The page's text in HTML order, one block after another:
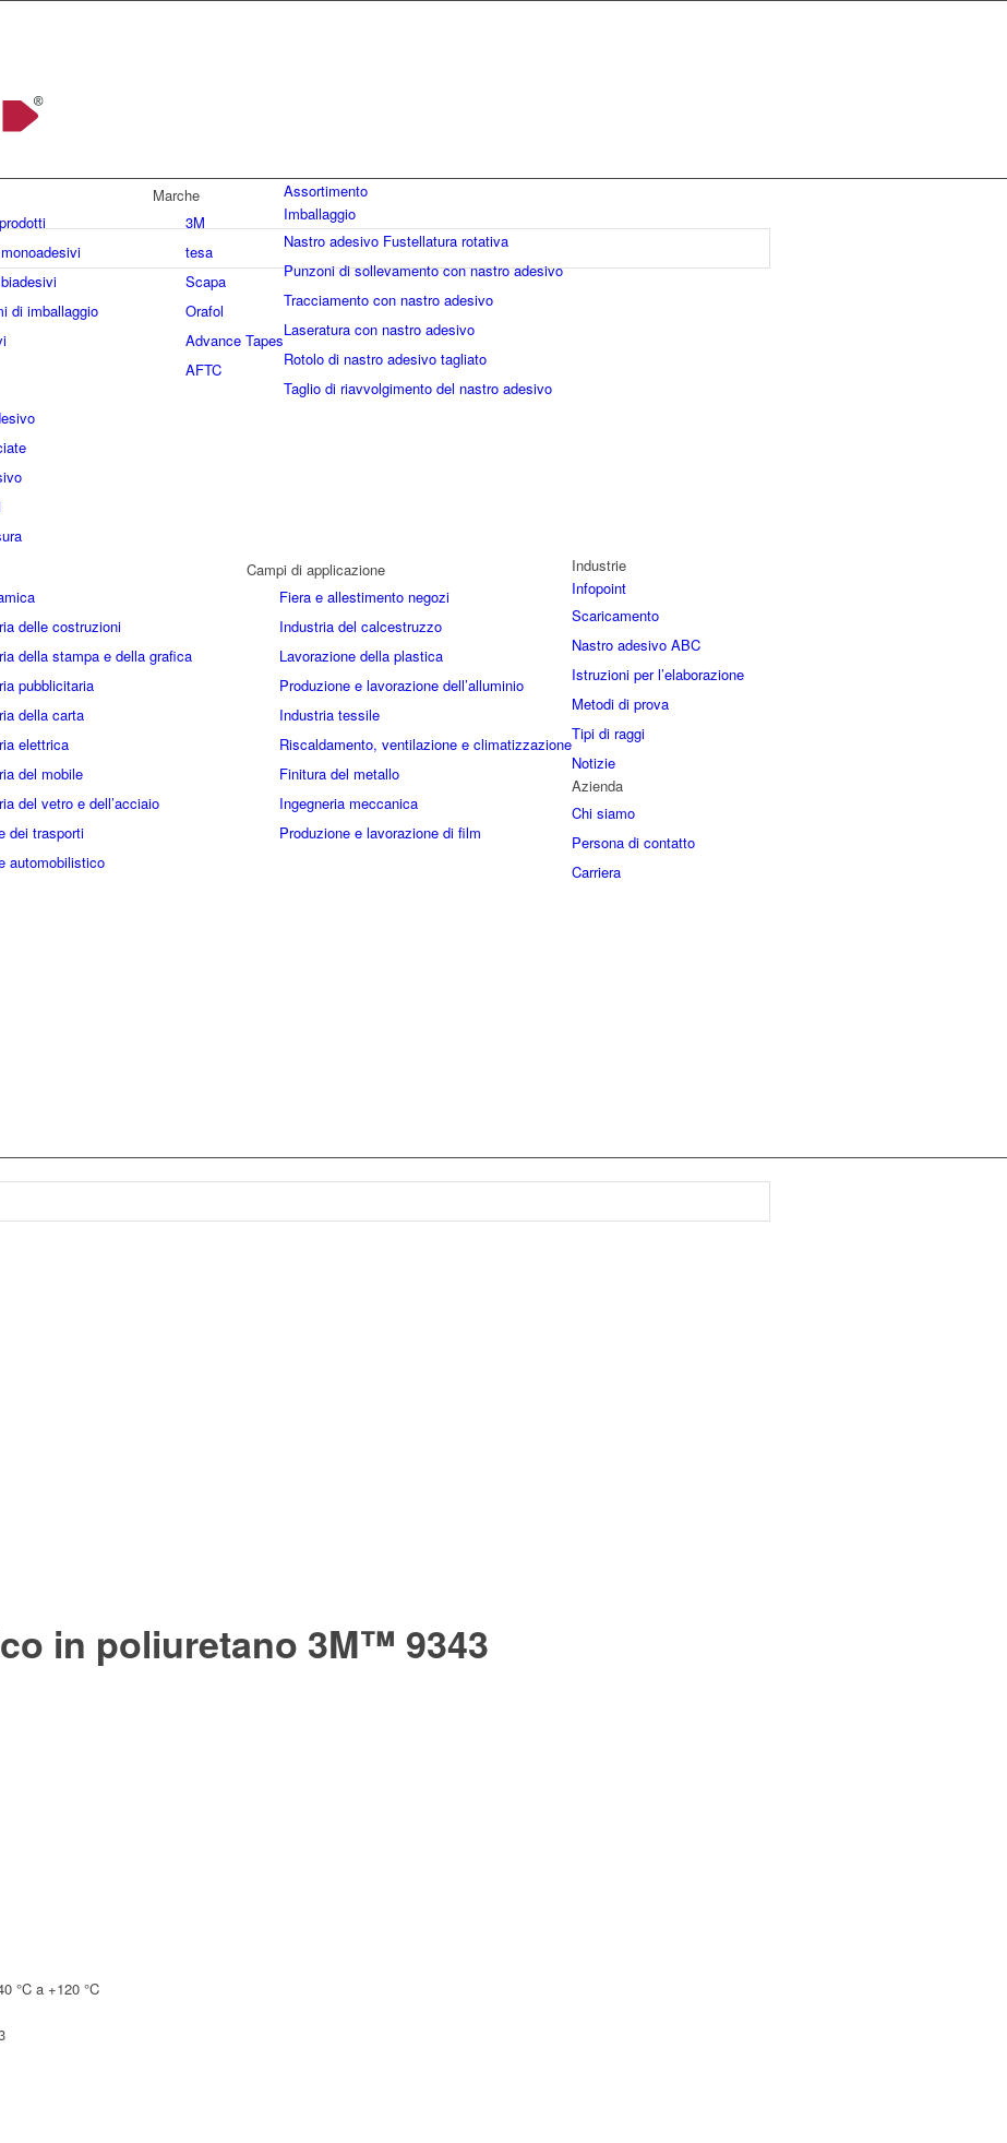
Assortimento
di imballaggio
Marche
3M
tesa
Scapa
Orafol
Advance Tapes
AFTC
Imballaggio
Nastro adesivo Fustellatura rotativa
Punzoni di sollevamento con nastro adesivo
Tracciamento con nastro adesivo
Laseratura con nastro adesivo
Rotolo di nastro adesivo tagliato
Taglio di riavvolgimento del nastro adesivo
Industrie
delle costruzioni
della stampa e della grafica
pubblicitaria
della carta
elettrica
del mobile
del vetro e dell’acciaio
dei trasporti
automobilistico
Campi di applicazione
Fiera e allestimento negozi
Industria del calcestruzzo
Lavorazione della plastica
Produzione e lavorazione dell’alluminio
Industria tessile
Riscaldamento, ventilazione e climatizzazione
Finitura del metallo
Ingegneria meccanica
Produzione e lavorazione di film
Infopoint
Scaricamento
Nastro adesivo ABC
Istruzioni per l’elaborazione
Metodi di prova
Tipi di raggi
Notizie
Azienda
Chi siamo
Persona di contatto
Carriera
in poliuretano 3M™ 9343
°C a +120 °C